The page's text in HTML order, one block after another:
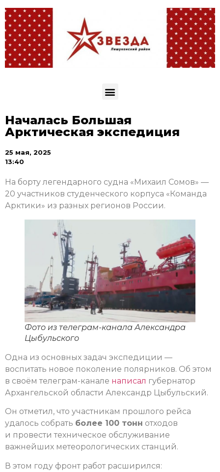
Началась Большая
Арктическая экспедиция
25 мая, 2025
13:40
На борту легендарного судна «Михаил Сомов» —
20 участников студенческого корпуса «Команда
Арктики» из разных регионов России.
Фото из телеграм-канала Александра
Цыбульского
Одна из основных задач экспедиции —
воспитать новое поколение полярников. Об этом
в своём телеграм-канале написал губернатор
Архангельской области Александр Цыбульский.
Он отметил, что участникам прошлого рейса
удалось собрать более 100 тонн отходов
и провести техническое обслуживание
важнейших метеорологических станций.
В этом году фронт работ расширился: